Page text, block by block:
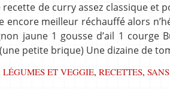
de curry assez classique et
meilleur réchauffé alors
jaune 1 gousse d’ail 1
petite brique) Une dizaine de
LÉGUMES ET VEGGIE, RECETTES,